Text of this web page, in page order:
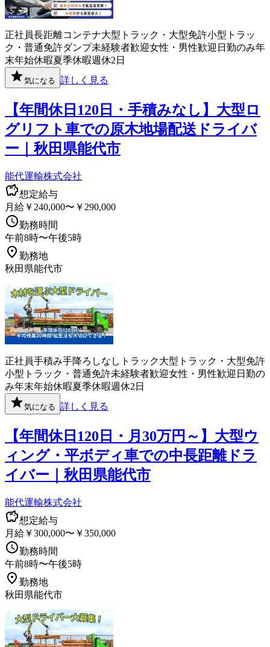
正社員長距離コンテナ大型トラック・大型免許小型トラッ
ク・普通免許ダンプ未経験者歓迎女性・男性歓迎 日勤のみ年
末年始休暇夏季休暇週休2日
気になる 詳しく見る
【年間休日120日・手積みなし】大型ロ
グリフト車での原木地場配送ドライバ
ー｜秋田県能代市
能代運輸株式会社
想定給与
月給￥240,000〜￥290,000
勤務時間
午前8時〜午後5時
勤務地
秋田県能代市
正社員手積み手降ろしなし トラック大型トラック・大型免許
小型トラック・普通免許未経験者歓迎女性・男性歓迎 日勤の
み年末年始休暇夏季休暇週休2日
気になる 詳しく見る
【年間休日120日・月30万円～】大型ウ
ィング・平ボディ車での中長距離ドラ
イバー｜秋田県能代市
能代運輸株式会社
想定給与
月給￥300,000〜￥350,000
勤務時間
午前8時〜午後5時
勤務地
秋田県能代市